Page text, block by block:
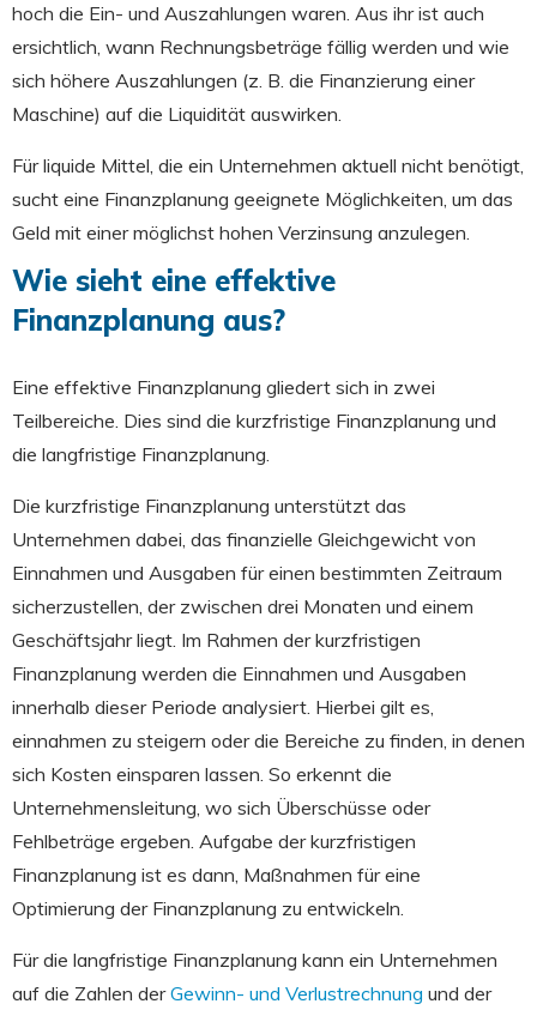
hoch die Ein- und Auszahlungen waren. Aus ihr ist auch
ersichtlich, wann Rechnungsbeträge fällig werden und wie
sich höhere Auszahlungen (z. B. die Finanzierung einer
Maschine) auf die Liquidität auswirken.
Für liquide Mittel, die ein Unternehmen aktuell nicht benötigt,
sucht eine Finanzplanung geeignete Möglichkeiten, um das
Geld mit einer möglichst hohen Verzinsung anzulegen.
Wie sieht eine effektive
Finanzplanung aus?
Eine effektive Finanzplanung gliedert sich in zwei
Teilbereiche. Dies sind die kurzfristige Finanzplanung und
die langfristige Finanzplanung.
Die kurzfristige Finanzplanung unterstützt das
Unternehmen dabei, das finanzielle Gleichgewicht von
Einnahmen und Ausgaben für einen bestimmten Zeitraum
sicherzustellen, der zwischen drei Monaten und einem
Geschäftsjahr liegt. Im Rahmen der kurzfristigen
Finanzplanung werden die Einnahmen und Ausgaben
innerhalb dieser Periode analysiert. Hierbei gilt es,
einnahmen zu steigern oder die Bereiche zu finden, in denen
sich Kosten einsparen lassen. So erkennt die
Unternehmensleitung, wo sich Überschüsse oder
Fehlbeträge ergeben. Aufgabe der kurzfristigen
Finanzplanung ist es dann, Maßnahmen für eine
Optimierung der Finanzplanung zu entwickeln.
Für die langfristige Finanzplanung kann ein Unternehmen
auf die Zahlen derGewinn- und Verlustrechnung und der